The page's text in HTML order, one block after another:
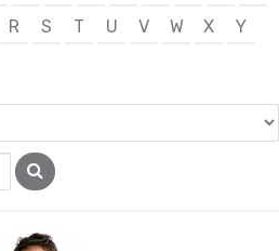
R S T U V W X
Y